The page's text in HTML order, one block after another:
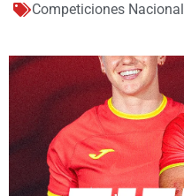
Competiciones